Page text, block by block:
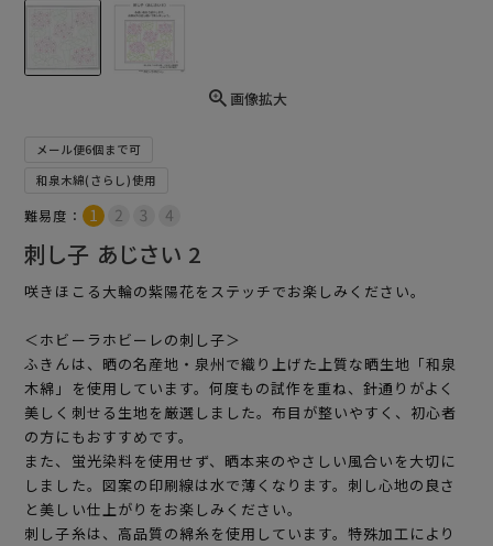
画像拡大
メール便6個まで可
和泉木綿(さらし)使用
難易度：
刺し子 あじさい 2
咲きほこる大輪の紫陽花をステッチでお楽しみください。
＜ホビーラホビーレの刺し子＞
ふきんは、晒の名産地・泉州で織り上げた上質な晒生地「和泉
木綿」を使用しています。何度もの試作を重ね、針通りがよく
美しく刺せる生地を厳選しました。布目が整いやすく、初心者
の方にもおすすめです。
また、蛍光染料を使用せず、晒本来のやさしい風合いを大切に
しました。図案の印刷線は水で薄くなります。刺し心地の良さ
と美しい仕上がりをお楽しみください。
刺し子糸は、高品質の綿糸を使用しています。特殊加工により